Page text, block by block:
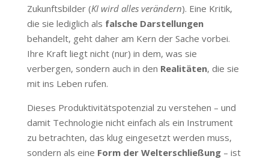
Zukunftsbilder (KI wird alles verändern). Eine Kritik,
die sie lediglich als falsche Darstellungen
behandelt, geht daher am Kern der Sache vorbei.
Ihre Kraft liegt nicht (nur) in dem, was sie
verbergen, sondern auch in den Realitäten, die sie
mit ins Leben rufen.
Dieses Produktivitätspotenzial zu verstehen – und
damit Technologie nicht einfach als ein Instrument
zu betrachten, das klug eingesetzt werden muss,
sondern als eine Form der Welterschließung– ist